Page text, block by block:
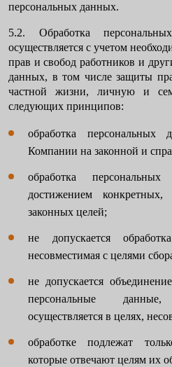
персональных данных.
5.2. Обработка
осуществляется с учетом
прав и свобод работников и
данных, в том числе защиты
частной жизни, личную и
следующих принципов:
обработка персональных
Компании на законной и
обработка
достижением
законных целей;
не допускается
несовместимая с целями
не допускается
персональные
осуществляется в целях,
обработке подлежат
которые отвечают целям их